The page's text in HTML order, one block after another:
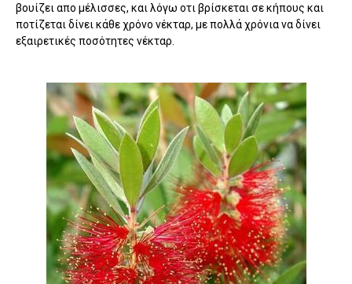
βουίζει απο μέλισσες, και λόγω οτι βρίσκεται σε κήπους και
ποτίζεται δίνει κάθε χρόνο νέκταρ, με πολλά χρόνια να δίνει
εξαιρετικές ποσότητες νέκταρ.